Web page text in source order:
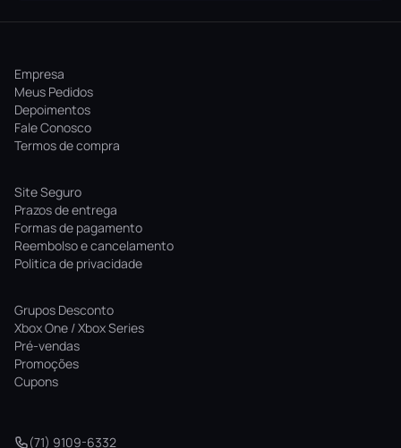
Empresa
Meus Pedidos
Depoimentos
Fale Conosco
Termos de compra
Site Seguro
Prazos de entrega
Formas de pagamento
Reembolso e cancelamento
Politica de privacidade
Grupos Desconto
Xbox One / Xbox Series
Pré-vendas
Promoções
Cupons
(71) 9109-6332